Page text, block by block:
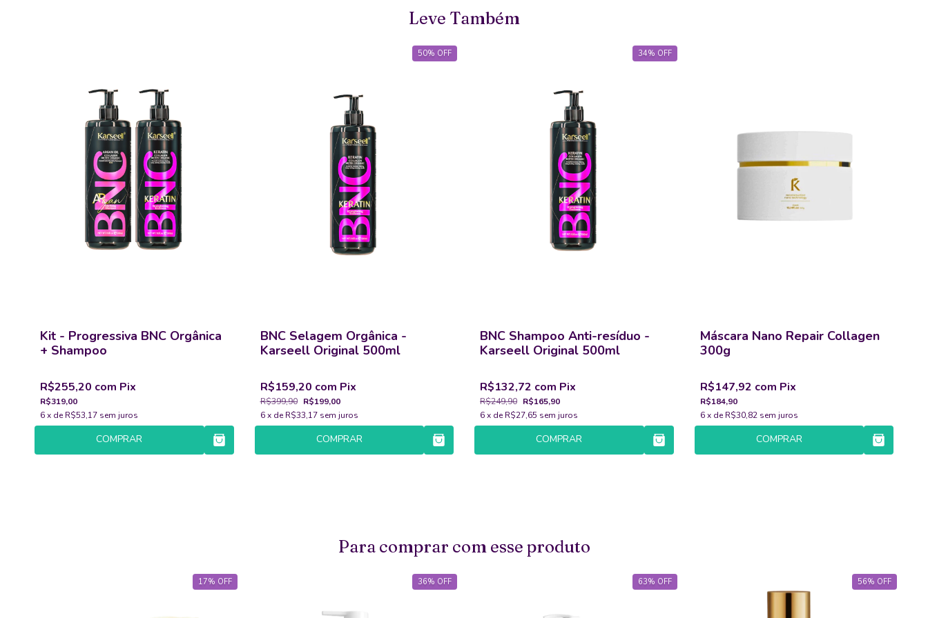
Leve Também
Kit - Progressiva BNC Orgânica
+ Shampoo
R$319,00
R$255,20 com Pix
6x deR$53,17 sem juros
COMPRAR
50% OFF
BNC Selagem Orgânica -
Karseell Original 500ml
R$399,90 R$199,00
R$159,20 com Pix
6 x deR$33,17 sem juros
COMPRAR
34% OFF
BNC Shampoo Anti-resíduo -
Karseell Original 500ml
R$249,90 R$165,90
R$132,72 com Pix
6x deR$27,65 sem juros
COMPRAR
Máscara Nano Repair Collagen
300g
R$184,90
R$147,92 com Pix
6 x deR$30,82 sem juros
COMPRAR
Para comprar com esse produto
17% OFF 36% OFF 63% OFF 56% OFF